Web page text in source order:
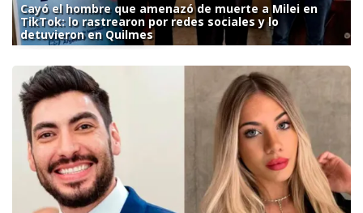
Cayó el hombre que amenazó de muerte a Milei en
TikTok: lo rastrearon por redes sociales y lo
detuvieron en Quilmes